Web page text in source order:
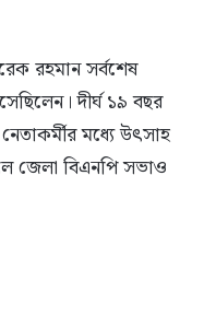
রহমান সর্বশেষ
দীর্ঘ ১৯ বছর
মধ্যে উৎসাহ
জেলা বিএনপি সভাও